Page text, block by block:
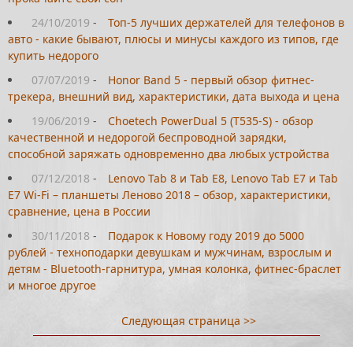
24/10/2019 -
Топ-5 лучших держателей для телефонов в
авто - какие бывают, плюсы и минусы каждого из типов, где
купить недорого
07/07/2019 -
Honor Band 5 - первый обзор фитнес-
трекера, внешний вид, характеристики, дата выхода и цена
19/06/2019 -
Choetech PowerDual 5 (T535-S) - обзор
качественной и недорогой беспроводной зарядки,
способной заряжать одновременно два любых устройства
07/12/2018 -
Lenovo Tab 8 и Tab E8, Lenovo Tab E7 и Tab
E7 Wi-Fi – планшеты Леново 2018 – обзор, характеристики,
сравнение, цена в России
30/11/2018 -
Подарок к Новому году 2019 до 5000
рублей - техноподарки девушкам и мужчинам, взрослым и
детям - Bluetooth-гарнитура, умная колонка, фитнес-браслет
и многое другое
Следующая страница >>